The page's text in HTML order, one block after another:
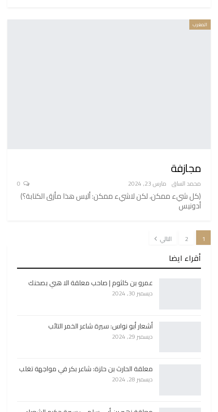
المغرب
مجازفة
محمد الساق مارس 23, 2024
(كل شيء ممكن، لكن لاشيء ممكن: أليس هذا مأزق الكتابة؟)
أدونيس
1
2 التالي
أقراء ايضا
عمرو بن كلثوم | صاحب معلقة الا هبي بصحنك
ديسمبر 30, 2024
أشعار أبو نواس: سيرة شاعر الخمر التائب
ديسمبر 29, 2024
معلقة الحارث بن حلزة: شاعر بكر في مواجهة تغلب
ديسمبر 28, 2024